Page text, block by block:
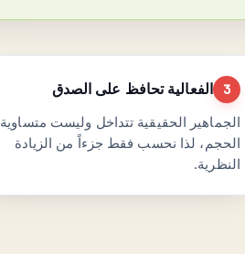
3 الفعالية تحافظ على الصدق
الجماهير الحقيقية تتداخل وليست متساوية
الحجم، لذا نحسب فقط جزءاً من الزيادة
النظرية.